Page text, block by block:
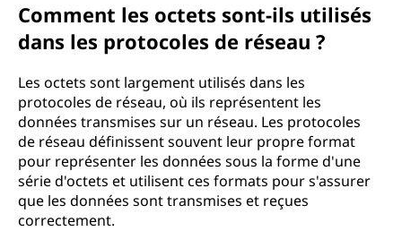
Comment les octets sont-ils utilisés
dans les protocoles de réseau ?
Les octets sont largement utilisés dans les
protocoles de réseau, où ils représentent les
données transmises sur un réseau. Les protocoles
de réseau définissent souvent leur propre format
pour représenter les données sous la forme d'une
série d'octets et utilisent ces formats pour s'assurer
que les données sont transmises et reçues
correctement.